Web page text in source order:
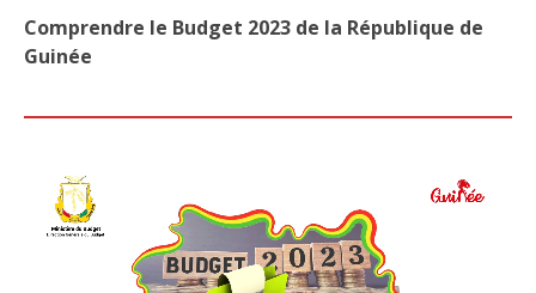
Comprendre le Budget 2023 de la République de
Guinée